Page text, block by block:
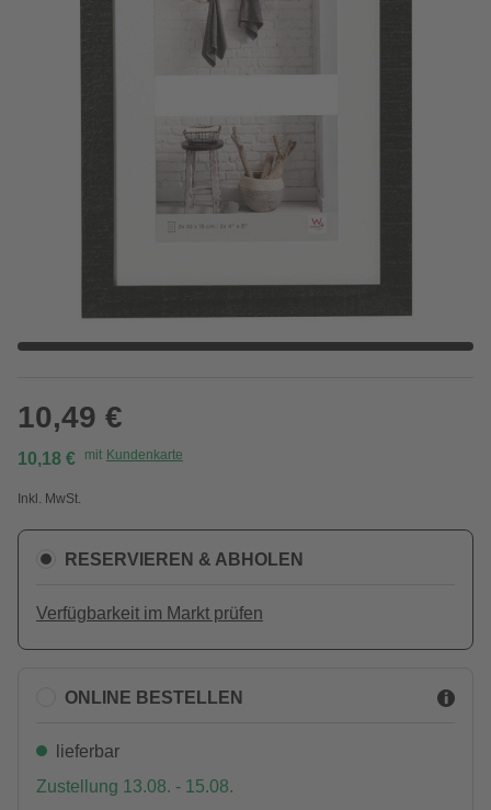
10,49 €
10,18 € mit Kundenkarte
Inkl. MwSt.
RESERVIEREN & ABHOLEN
Verfügbarkeit im Markt prüfen
ONLINE BESTELLEN
lieferbar
Zustellung 13.08. - 15.08.